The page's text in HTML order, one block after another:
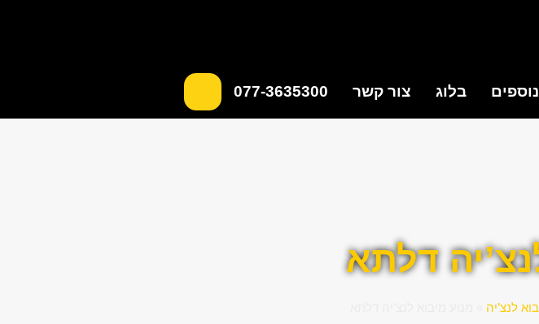
בלוג צור קשר 077-3635300
דלתא
לנצ’יה